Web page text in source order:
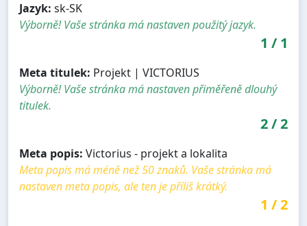
Jazyk: sk-SK
Výborně! Vaše stránka má nastaven použitý jazyk.
1 / 1
Meta titulek: Projekt | VICTORIUS
Výborně! Vaše stránka má nastaven přiměřeně dlouhý
titulek.
2/2
Meta popis: Victorius - projekt a lokalita
Meta popis má méně než 50 znaků. Vaše stránka má
nastaven meta popis, ale ten je příliš krátký.
1 /2